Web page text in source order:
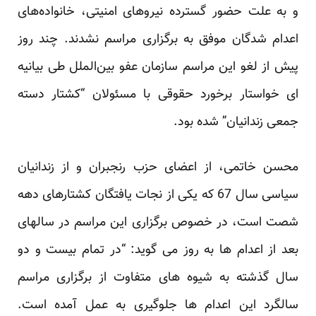
و به علت حضور گسترده نیروهای امنیتی، خانواده‌های
اعدام شدگان موفق به برگزاری مراسم نشدند. چند روز
پیش از لغو این مراسم سازمان عفو بین‌الملل طی بیانیه
ای خواستار برخورد حقوقی با مسئولان “کشتار دسته
جمعی زندانیان” شده بود.
محسن خاتمی، از اعضای حزب رنجبران و از زندانیان
سیاسی سال 67 که یکی از نجات یافتگان کشتارهای دهه
شصت است، در خصوص برگزاری این مراسم در سالهای
بعد از اعدام ها به روز می گوید: “در تمام بیست و دو
سال گذشته به شیوه های متفاوت از برگزاری مراسم
سالگرد این اعدام ها جلوگیری به عمل آمده است.